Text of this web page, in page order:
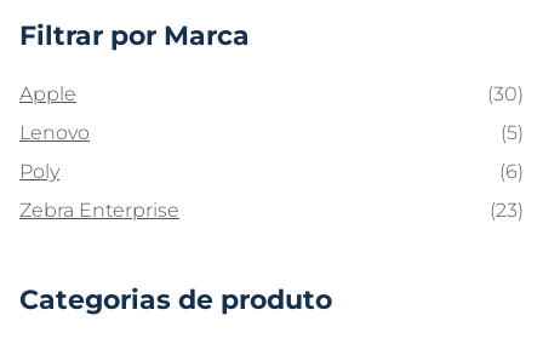
Filtrar por Marca
Apple
(30)
Lenovo
(5)
Poly
(6)
Zebra Enterprise
(23)
Categorias de produto